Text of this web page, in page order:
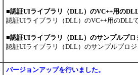
■認証UIライブラリ（DLL）のVC++用の
認証UIライブラリ（DLL）のVC++用のDLL
■認証UIライブラリ（DLL）のサンプルプロ
認証UIライブラリ（DLL）のサンプルプロ
バージョンアップを行いました。